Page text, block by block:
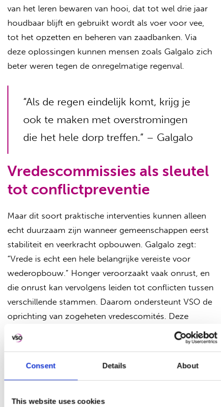
Consent Details About
This website uses cookies
van het leren bewaren van hooi, dat tot wel drie jaar
houdbaar blijft en gebruikt wordt als voer voor vee,
tot het opzetten en beheren van zaadbanken. Via
deze oplossingen kunnen mensen zoals Galgalo zich
beter weren tegen de onregelmatige regenval.
“Als de regen eindelijk komt, krijg je
ook te maken met overstromingen
die het hele dorp treffen.” – Galgalo
Vredescommissies als sleutel
tot conflictpreventie
Maar dit soort praktische interventies kunnen alleen
echt duurzaam zijn wanneer gemeenschappen eerst
stabiliteit en veerkracht opbouwen. Galgalo zegt:
“Vrede is echt een hele belangrijke vereiste voor
wederopbouw.” Honger veroorzaakt vaak onrust, en
die onrust kan vervolgens leiden tot conflicten tussen
verschillende stammen. Daarom ondersteunt VSO de
oprichting van zogeheten vredescomités. Deze
commissies brengen vertegenwoordigers van
verschillende stammen samen om met elkaar in